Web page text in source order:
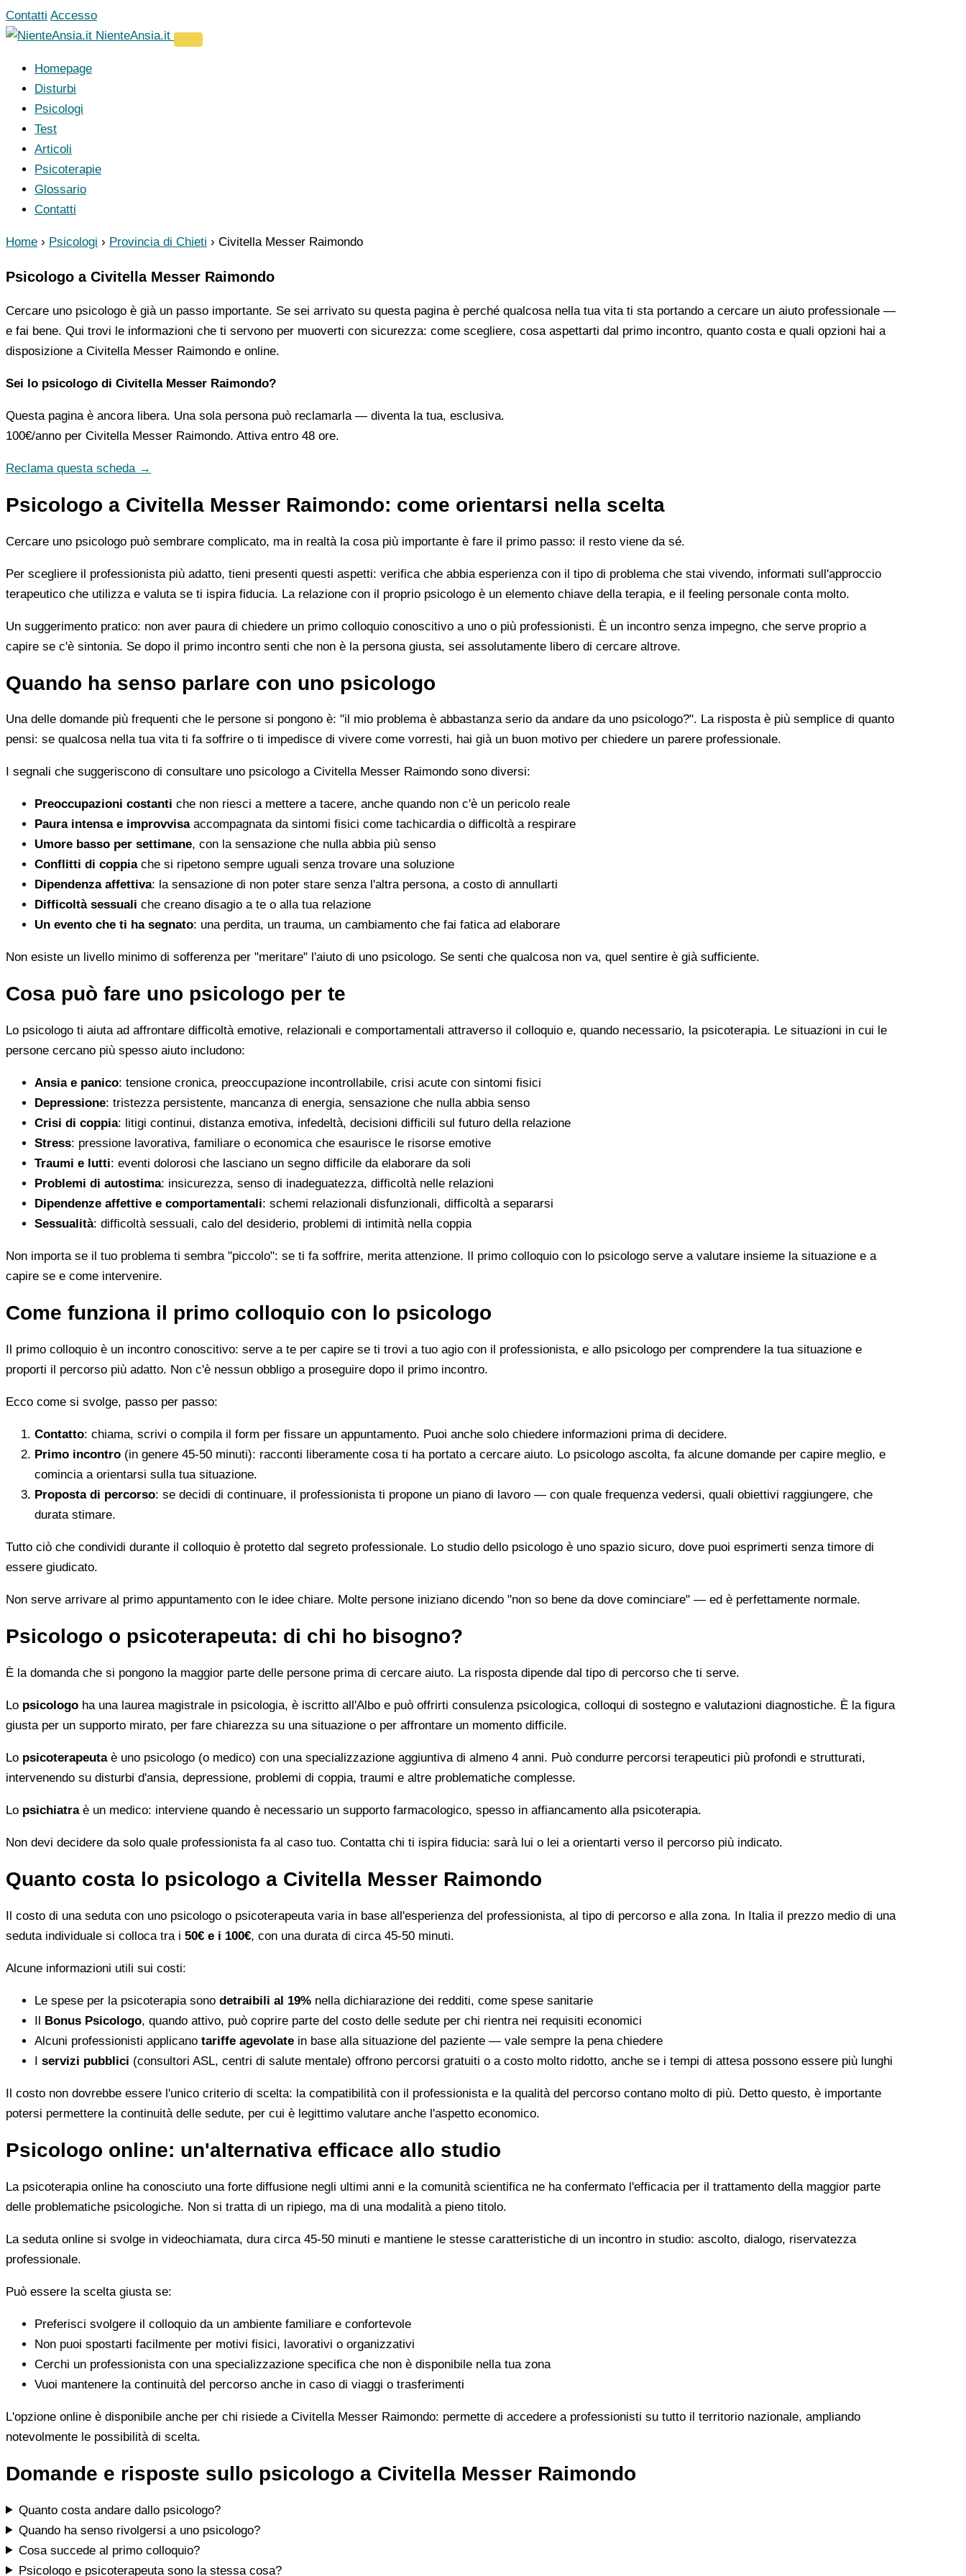
Vai
al
Contatti Accesso
NienteAnsia.it
Homepage
Disturbi
Psicologi
Test
Articoli
Psicoterapie
Glossario
Contatti
Home › Psicologi › Provincia di Chieti › Civitella Messer Raimondo
Psicologo a Civitella Messer Raimondo
Cercare uno psicologo è già un passo importante. Se sei arrivato su questa pagina è perché qualcosa nella tua vita ti sta portando a cercare un aiuto professionale —
e fai bene. Qui trovi le informazioni che ti servono per muoverti con sicurezza: come scegliere, cosa aspettarti dal primo incontro, quanto costa e quali opzioni hai a
disposizione a Civitella Messer Raimondo e online.
Sei lo psicologo di Civitella Messer Raimondo?
Questa pagina è ancora libera. Una sola persona può reclamarla — diventa la tua, esclusiva.
100€/anno per Civitella Messer Raimondo. Attiva entro 48 ore.
Reclama questa scheda →
Psicologo a Civitella Messer Raimondo: come orientarsi nella scelta
Cercare uno psicologo può sembrare complicato, ma in realtà la cosa più importante è fare il primo passo: il resto viene da sé.
Per scegliere il professionista più adatto, tieni presenti questi aspetti: verifica che abbia esperienza con il tipo di problema che stai vivendo, informati sull'approccio
terapeutico che utilizza e valuta se ti ispira fiducia. La relazione con il proprio psicologo è un elemento chiave della terapia, e il feeling personale conta molto.
Un suggerimento pratico: non aver paura di chiedere un primo colloquio conoscitivo a uno o più professionisti. È un incontro senza impegno, che serve proprio a
capire se c'è sintonia. Se dopo il primo incontro senti che non è la persona giusta, sei assolutamente libero di cercare altrove.
Quando ha senso parlare con uno psicologo
Una delle domande più frequenti che le persone si pongono è: "il mio problema è abbastanza serio da andare da uno psicologo?". La risposta è più semplice di quanto
pensi: se qualcosa nella tua vita ti fa soffrire o ti impedisce di vivere come vorresti, hai già un buon motivo per chiedere un parere professionale.
I segnali che suggeriscono di consultare uno psicologo a Civitella Messer Raimondo sono diversi:
Preoccupazioni costanti che non riesci a mettere a tacere, anche quando non c'è un pericolo reale
Paura intensa e improvvisaaccompagnata da sintomi fisici come tachicardia o difficoltà a respirare
Umore basso per settimane, con la sensazione che nulla abbia più senso
Conflitti di coppiache si ripetono sempre uguali senza trovare una soluzione
Dipendenza affettiva: la sensazione di non poter stare senza l'altra persona, a costo di annullarti
Difficoltà sessuali che creano disagio a te o alla tua relazione
Un evento che ti ha segnato: una perdita, un trauma, un cambiamento che fai fatica ad elaborare
Non esiste un livello minimo di sofferenza per "meritare" l'aiuto di uno psicologo. Se senti che qualcosa non va, quel sentire è già sufficiente.
Cosa può fare uno psicologo per te
Lo psicologo ti aiuta ad affrontare difficoltà emotive, relazionali e comportamentali attraverso il colloquio e, quando necessario, la psicoterapia. Le situazioni in cui le
persone cercano più spesso aiuto includono:
Ansia e panico: tensione cronica, preoccupazione incontrollabile, crisi acute con sintomi fisici
Depressione: tristezza persistente, mancanza di energia, sensazione che nulla abbia senso
Crisi di coppia: litigi continui, distanza emotiva, infedeltà, decisioni difficili sul futuro della relazione
Stress: pressione lavorativa, familiare o economica che esaurisce le risorse emotive
Traumi e lutti: eventi dolorosi che lasciano un segno difficile da elaborare da soli
Problemi di autostima: insicurezza, senso di inadeguatezza, difficoltà nelle relazioni
Dipendenze affettive e comportamentali: schemi relazionali disfunzionali, difficoltà a separarsi
Sessualità: difficoltà sessuali, calo del desiderio, problemi di intimità nella coppia
Non importa se il tuo problema ti sembra "piccolo": se ti fa soffrire, merita attenzione. Il primo colloquio con lo psicologo serve a valutare insieme la situazione e a
capire se e come intervenire.
Come funziona il primo colloquio con lo psicologo
Il primo colloquio è un incontro conoscitivo: serve a te per capire se ti trovi a tuo agio con il professionista, e allo psicologo per comprendere la tua situazione e
proporti il percorso più adatto. Non c'è nessun obbligo a proseguire dopo il primo incontro.
Ecco come si svolge, passo per passo:
Contatto: chiama, scrivi o compila il form per fissare un appuntamento. Puoi anche solo chiedere informazioni prima di decidere.
Primo incontro (in genere 45-50 minuti): racconti liberamente cosa ti ha portato a cercare aiuto. Lo psicologo ascolta, fa alcune domande per capire meglio, e
comincia a orientarsi sulla tua situazione.
Proposta di percorso: se decidi di continuare, il professionista ti propone un piano di lavoro — con quale frequenza vedersi, quali obiettivi raggiungere, che
durata stimare.
Tutto ciò che condividi durante il colloquio è protetto dal segreto professionale. Lo studio dello psicologo è uno spazio sicuro, dove puoi esprimerti senza timore di
essere giudicato.
Non serve arrivare al primo appuntamento con le idee chiare. Molte persone iniziano dicendo "non so bene da dove cominciare" — ed è perfettamente normale.
Psicologo o psicoterapeuta: di chi ho bisogno?
È la domanda che si pongono la maggior parte delle persone prima di cercare aiuto. La risposta dipende dal tipo di percorso che ti serve.
Lo psicologo ha una laurea magistrale in psicologia, è iscritto all'Albo e può offrirti consulenza psicologica, colloqui di sostegno e valutazioni diagnostiche. È la figura
giusta per un supporto mirato, per fare chiarezza su una situazione o per affrontare un momento difficile.
Lo psicoterapeutaè uno psicologo (o medico) con una specializzazione aggiuntiva di almeno 4 anni. Può condurre percorsi terapeutici più profondi e strutturati,
intervenendo su disturbi d'ansia, depressione, problemi di coppia, traumi e altre problematiche complesse.
Lo psichiatraè un medico: interviene quando è necessario un supporto farmacologico, spesso in affiancamento alla psicoterapia.
Non devi decidere da solo quale professionista fa al caso tuo. Contatta chi ti ispira fiducia: sarà lui o lei a orientarti verso il percorso più indicato.
Quanto costa lo psicologo a Civitella Messer Raimondo
Il costo di una seduta con uno psicologo o psicoterapeuta varia in base all'esperienza del professionista, al tipo di percorso e alla zona. In Italia il prezzo medio di una
seduta individuale si colloca tra i 50€ e i 100€, con una durata di circa 45-50 minuti.
Alcune informazioni utili sui costi:
Le spese per la psicoterapia sono detraibili al 19% nella dichiarazione dei redditi, come spese sanitarie
Il Bonus Psicologo, quando attivo, può coprire parte del costo delle sedute per chi rientra nei requisiti economici
Alcuni professionisti applicano tariffe agevolate in base alla situazione del paziente — vale sempre la pena chiedere
I servizi pubblici (consultori ASL, centri di salute mentale) offrono percorsi gratuiti o a costo molto ridotto, anche se i tempi di attesa possono essere più lunghi
Il costo non dovrebbe essere l'unico criterio di scelta: la compatibilità con il professionista e la qualità del percorso contano molto di più. Detto questo, è importante
potersi permettere la continuità delle sedute, per cui è legittimo valutare anche l'aspetto economico.
Psicologo online: un'alternativa efficace allo studio
La psicoterapia online ha conosciuto una forte diffusione negli ultimi anni e la comunità scientifica ne ha confermato l'efficacia per il trattamento della maggior parte
delle problematiche psicologiche. Non si tratta di un ripiego, ma di una modalità a pieno titolo.
La seduta online si svolge in videochiamata, dura circa 45-50 minuti e mantiene le stesse caratteristiche di un incontro in studio: ascolto, dialogo, riservatezza
professionale.
Può essere la scelta giusta se:
Preferisci svolgere il colloquio da un ambiente familiare e confortevole
Non puoi spostarti facilmente per motivi fisici, lavorativi o organizzativi
Cerchi un professionista con una specializzazione specifica che non è disponibile nella tua zona
Vuoi mantenere la continuità del percorso anche in caso di viaggi o trasferimenti
L'opzione online è disponibile anche per chi risiede a Civitella Messer Raimondo: permette di accedere a professionisti su tutto il territorio nazionale, ampliando
notevolmente le possibilità di scelta.
Domande e risposte sullo psicologo a Civitella Messer Raimondo
Quanto costa andare dallo psicologo?
Quando ha senso rivolgersi a uno psicologo?
Cosa succede al primo colloquio?
Psicologo e psicoterapeuta sono la stessa cosa?